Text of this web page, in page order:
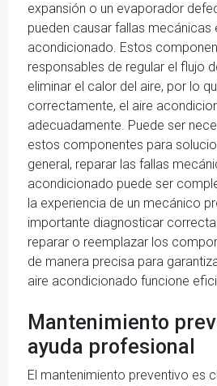
expansión o un evaporador
pueden causar fallas mecánicas
acondicionado. Estos
responsables de regular el flujo
eliminar el calor del aire, por lo
correctamente, el aire
adecuadamente. Puede ser
estos componentes para
general, reparar las fallas
acondicionado puede ser
la experiencia de un mecánico
importante diagnosticar
reparar o reemplazar los
de manera precisa para
aire acondicionado funcione
Mantenimiento
ayuda profesional
El mantenimiento preventivo es